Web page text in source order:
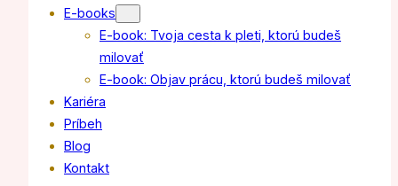
E-books
E-book: Tvoja cesta k pleti, ktorú budeš
milovať
E-book: Objav prácu, ktorú budeš milovať
Kariéra
Príbeh
Blog
Kontakt